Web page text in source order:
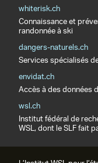
whiterisk.ch
Connaissance et
randonnée à ski
dangers-naturels.ch
Services spécialisés
envidat.ch
Accès à des données
wsl.ch
Institut fédéral de
WSL, dont le SLF fait